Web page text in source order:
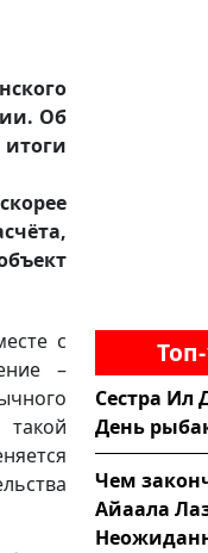
Об
с
–
Сестра Ил
День
Чем
Айаала